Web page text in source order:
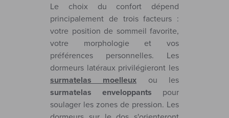
Le choix du confort dépend
principalement de trois facteurs :
votre position de sommeil favorite,
votre morphologie et vos
préférences personnelles. Les
dormeurs latéraux privilégieront les
surmatelas moelleux ou les
surmatelas enveloppants pour
soulager les zones de pression. Les